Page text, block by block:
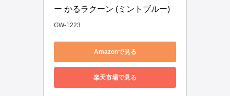
ー かるラクーン (ミントブルー)
GW-1223
Amazonで見る
楽天市場で見る